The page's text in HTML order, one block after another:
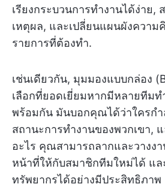
เรียงกระบวนการทำงานได้ง่าย,
เหตุผล, และเปลี่ยนแผนผังความ
รายการที่ต้องทำ.
เช่นเดียวกัน, มุมมองแบบกล่อง
เลือกที่ยอดเยี่ยมหากมีหลายทีมท
พร้อมกัน มันบอกคุณได้ว่าใครกำ
สถานะการทำงานของพวกเขา,
อะไร คุณสามารถลากและวางง
หน้าที่ให้กับสมาชิกทีมใหม่ได้ แ
ทรัพยากรได้อย่างมีประสิทธิภาพ